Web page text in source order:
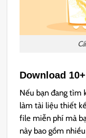
Download
Nếu bạn đang tìm
làm tài liệu thiết
file miễn phí mà
này bao gồm